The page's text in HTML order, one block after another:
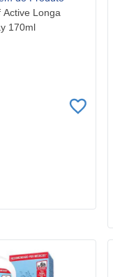
Active Longa
170ml